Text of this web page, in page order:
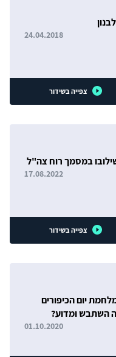
24.04.2018
צפייה בשידור
במסמך רוח צה"ל
17.08.2022
צפייה בשידור
יום הכיפורים
השתבש ומדוע?
01.10.2020